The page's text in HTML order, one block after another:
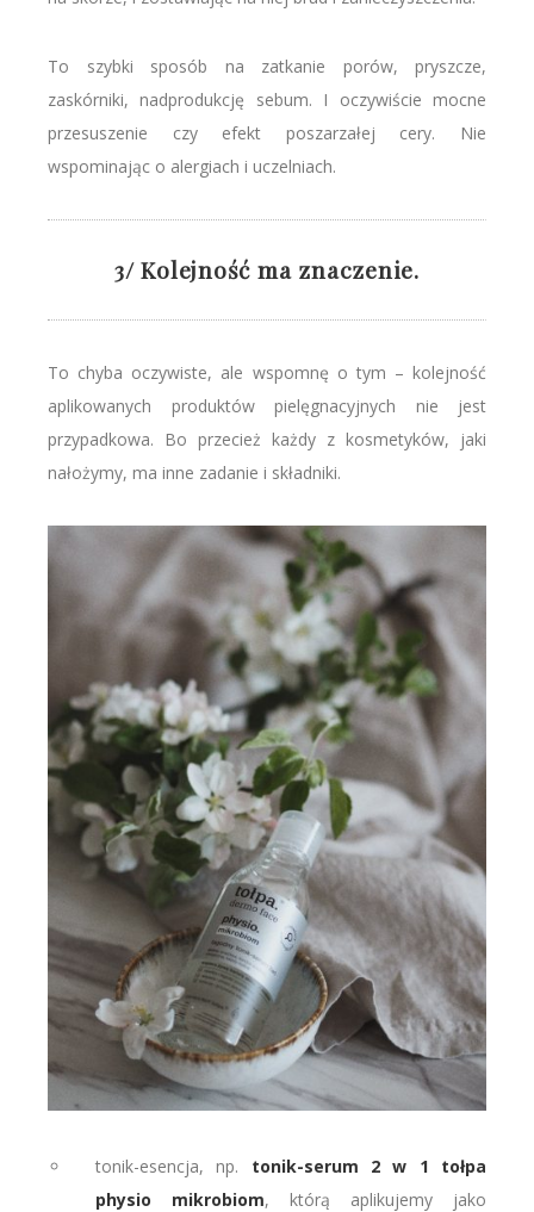
To szybki sposób na zatkanie porów, pryszcze,
zaskórniki, nadprodukcję sebum. I oczywiście mocne
przesuszenie czy efekt poszarzałej cery. Nie
wspominając o alergiach i uczelniach.
3/ Kolejność ma znaczenie.
To chyba oczywiste, ale wspomnę o tym – kolejność
aplikowanych produktów pielęgnacyjnych nie jest
przypadkowa. Bo przecież każdy z kosmetyków, jaki
nałożymy, ma inne zadanie i składniki.
tonik-esencja, np. tonik-serum 2 w 1 tołpa
physio mikrobiom, którą aplikujemy jako